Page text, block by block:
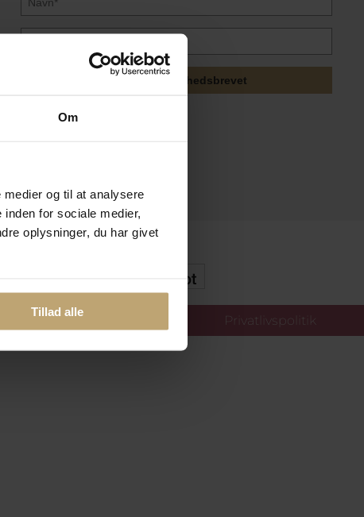
Om
og til at analysere
for sociale medier,
oplysninger, du har givet
Tillad alle
Tilmeld mig nyhedsbrevet
Og Tryg E-Handel
Privatlivspolitik